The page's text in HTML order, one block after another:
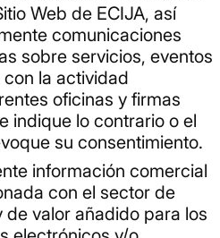
Web de ECIJA, así
comunicaciones
sobre servicios, eventos
la actividad
oficinas y firmas
indique lo contrario o el
su consentimiento.
información comercial
con el sector de
valor añadido para los